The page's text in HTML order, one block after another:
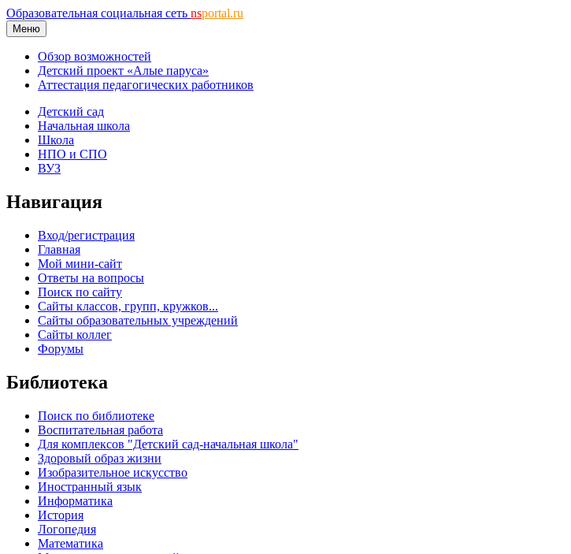
Образовательная социальная сеть nsportal.ru
Меню
Обзор возможностей
Детский проект «Алые паруса»
Аттестация педагогических работников
Детский сад
Начальная школа
Школа
НПО и СПО
ВУЗ
Навигация
Вход/регистрация
Главная
Мой мини-сайт
Ответы на вопросы
Поиск по сайту
Сайты классов, групп, кружков...
Сайты образовательных учреждений
Сайты коллег
Форумы
Библиотека
Поиск по библиотеке
Воспитательная работа
Для комплексов "Детский сад-начальная школа"
Здоровый образ жизни
Изобразительное искусство
Иностранный язык
Информатика
История
Логопедия
Математика